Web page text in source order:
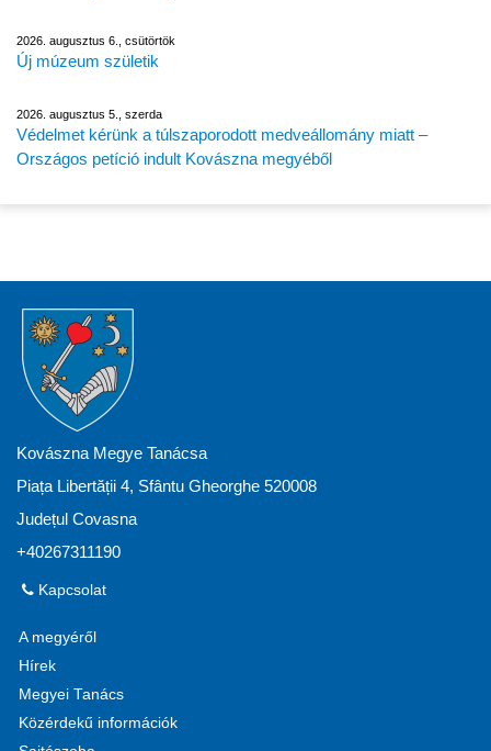
2026. augusztus 6., csütörtök
Új múzeum születik
2026. augusztus 5., szerda
Védelmet kérünk a túlszaporodott medveállomány miatt –
Országos petíció indult Kovászna megyéből
Kovászna Megye Tanácsa
Piața Libertății 4, Sfântu Gheorghe 520008
Județul Covasna
+40267311190
Kapcsolat
A megyéről
Hírek
Megyei Tanács
Közérdekű információk